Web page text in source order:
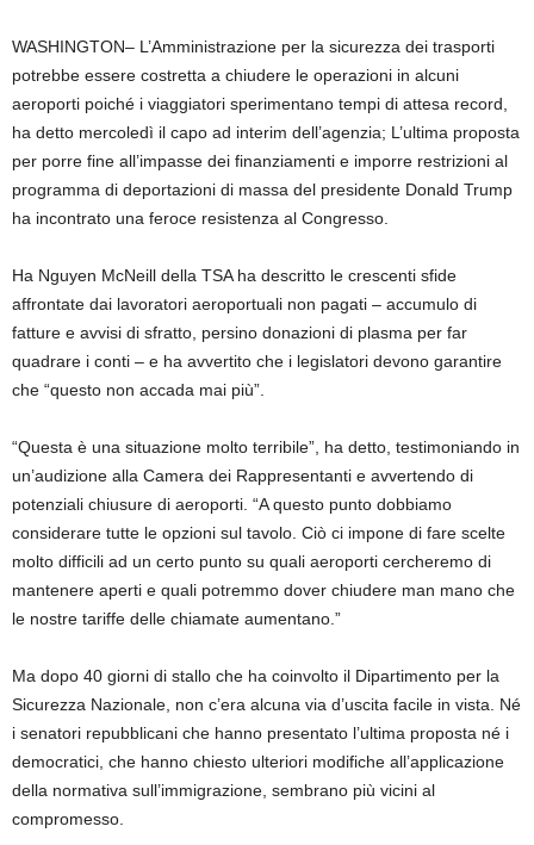
WASHINGTON– L’Amministrazione per la sicurezza dei trasporti
potrebbe essere costretta a chiudere le operazioni in alcuni
aeroporti poiché i viaggiatori sperimentano tempi di attesa record,
ha detto mercoledì il capo ad interim dell’agenzia; L’ultima proposta
per porre fine all’impasse dei finanziamenti e imporre restrizioni al
programma di deportazioni di massa del presidente Donald Trump
ha incontrato una feroce resistenza al Congresso.
Ha Nguyen McNeill della TSA ha descritto le crescenti sfide
affrontate dai lavoratori aeroportuali non pagati – accumulo di
fatture e avvisi di sfratto, persino donazioni di plasma per far
quadrare i conti – e ha avvertito che i legislatori devono garantire
che “questo non accada mai più”.
“Questa è una situazione molto terribile”, ha detto, testimoniando in
un’audizione alla Camera dei Rappresentanti e avvertendo di
potenziali chiusure di aeroporti. “A questo punto dobbiamo
considerare tutte le opzioni sul tavolo. Ciò ci impone di fare scelte
molto difficili ad un certo punto su quali aeroporti cercheremo di
mantenere aperti e quali potremmo dover chiudere man mano che
le nostre tariffe delle chiamate aumentano.”
Ma dopo 40 giorni di stallo che ha coinvolto il Dipartimento per la
Sicurezza Nazionale, non c’era alcuna via d’uscita facile in vista. Né
i senatori repubblicani che hanno presentato l’ultima proposta né i
democratici, che hanno chiesto ulteriori modifiche all’applicazione
della normativa sull’immigrazione, sembrano più vicini al
compromesso.